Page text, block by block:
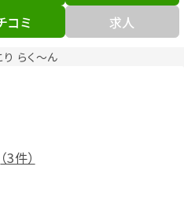
り らく～ん
コミ 求人
（3件）